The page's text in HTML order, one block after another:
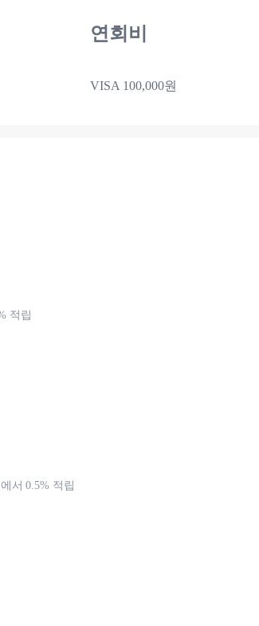
연회비
VISA 100,000원
적립
서 0.5% 적립